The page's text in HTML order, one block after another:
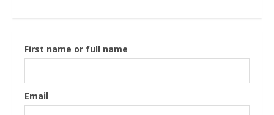
First name or full name
Email